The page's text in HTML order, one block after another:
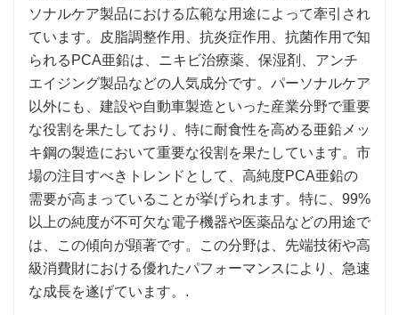
ソナルケア製品における広範な用途によって牽引され
ています。皮脂調整作用、抗炎症作用、抗菌作用で知
られるPCA亜鉛は、ニキビ治療薬、保湿剤、アンチ
エイジング製品などの人気成分です。パーソナルケア
以外にも、建設や自動車製造といった産業分野で重要
な役割を果たしており、特に耐食性を高める亜鉛メッ
キ鋼の製造において重要な役割を果たしています。市
場の注目すべきトレンドとして、高純度PCA亜鉛の
需要が高まっていることが挙げられます。特に、99%
以上の純度が不可欠な電子機器や医薬品などの用途で
は、この傾向が顕著です。この分野は、先端技術や高
級消費財における優れたパフォーマンスにより、急速
な成長を遂げています。.